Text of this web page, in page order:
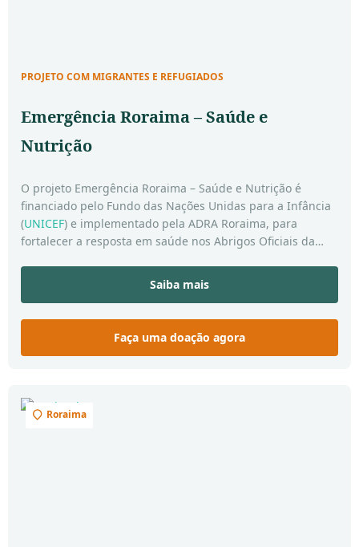
PROJETO COM MIGRANTES E REFUGIADOS
Emergência Roraima – Saúde e
Nutrição
O projeto Emergência Roraima – Saúde e Nutrição é
financiado pelo Fundo das Nações Unidas para a Infância
(UNICEF) e implementado pela ADRA Roraima, para
fortalecer a resposta em saúde nos Abrigos Oficiais da
complementar os atendimentos oferecidos pelas Unidades
Básicas de Saúde do SUS.
Saiba mais
Faça uma doação agora
Roraima